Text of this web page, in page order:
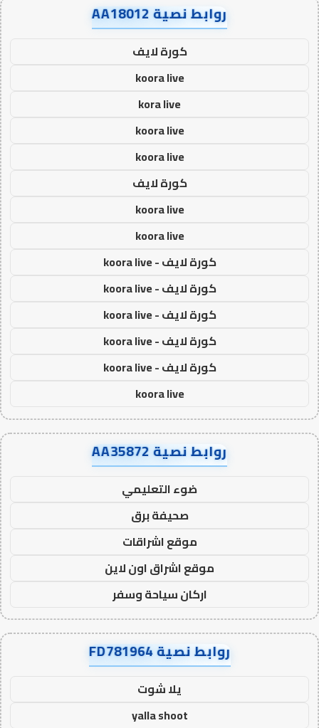
روابط نصية AA18012
كورة لايف
koora live
kora live
koora live
koora live
كورة لايف
koora live
koora live
كورة لايف - koora live
كورة لايف - koora live
كورة لايف - koora live
كورة لايف - koora live
كورة لايف - koora live
koora live
روابط نصية AA35872
ضوء التعليمي
صحيفة برق
موقع اشراقات
موقع اشراق اون لاين
اركان سياحة وسفر
روابط نصية FD781964
يلا شوت
yalla shoot